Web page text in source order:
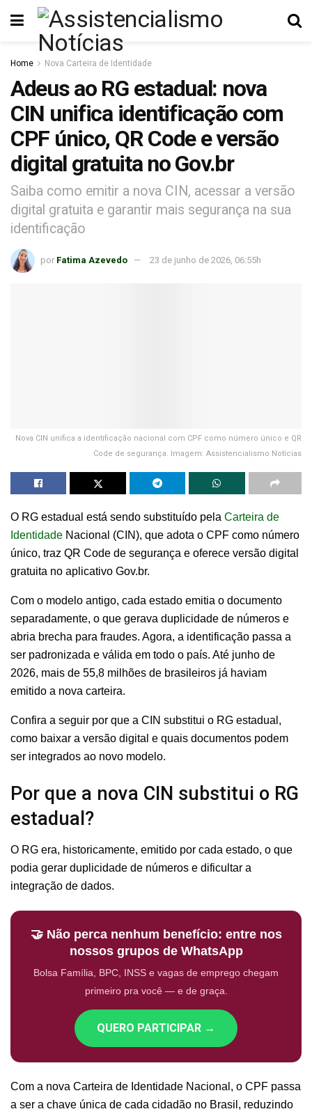
Home Nova Carteira de Identidade
Adeus ao RG estadual: nova
CIN unifica identificação com
CPF único, QR Code e versão
digital gratuita no Gov.br
Saiba como emitir a nova CIN, acessar a versão
digital gratuita e garantir mais segurança na sua
identificação
por Fatima Azevedo 23 de junho de 2026, 06:55h
Nova CIN unifica a identificação nacional com CPF como número único e QR
Code de segurança. Imagem: Assistencialismo Notícias
O RG estadual está sendo substituído pela Carteira de
Identidade Nacional (CIN), que adota o CPF como número
único, traz QR Code de segurança e oferece versão digital
gratuita no aplicativo Gov.br.
Com o modelo antigo, cada estado emitia o documento
separadamente, o que gerava duplicidade de números e
abria brecha para fraudes. Agora, a identificação passa a
ser padronizada e válida em todo o país. Até junho de
2026, mais de 55,8 milhões de brasileiros já haviam
emitido a nova carteira.
Confira a seguir por que a CIN substitui o RG estadual,
como baixar a versão digital e quais documentos podem
ser integrados ao novo modelo.
Por que a nova CIN substitui o RG
estadual?
O RG era, historicamente, emitido por cada estado, o que
podia gerar duplicidade de números e dificultar a
integração de dados.
🤝 Não perca nenhum benefício: entre nos
nossos grupos de WhatsApp
Bolsa Família, BPC, INSS e vagas de emprego chegam
primeiro pra você — e de graça.
QUERO PARTICIPAR →
Com a nova Carteira de Identidade Nacional, o CPF passa
a ser a chave única de cada cidadão no Brasil, reduzindo